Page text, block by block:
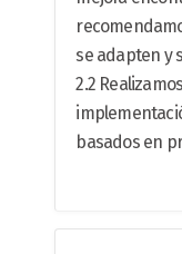
se adapten y
2.2
basados en